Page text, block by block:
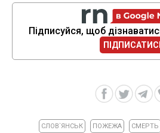
Підписуйся, щоб
СЛОВ`ЯНСЬК ПОЖЕЖА СМЕРТЬ